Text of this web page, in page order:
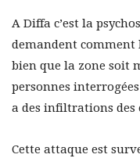
A Diffa c’est la
demandent comment
bien que la zone soit
personnes
a des infiltrations des
Cette attaque est